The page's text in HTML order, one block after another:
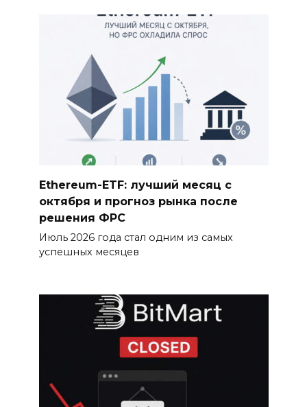
Ethereum-ETF: лучший месяц с
октября и прогноз рынка после
решения ФРС
Июль 2026 года стал одним из самых
успешных месяцев